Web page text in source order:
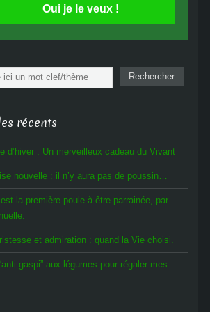
Oui je le veux !
Rechercher
récents
d’hiver : Un merveilleux cadeau du Vivant
nouvelle : il n’y aura pas de poussin…
la première poule à être parrainée, par
et admiration : quand la Vie choisi.
gaspi” aux légumes pour régaler mes